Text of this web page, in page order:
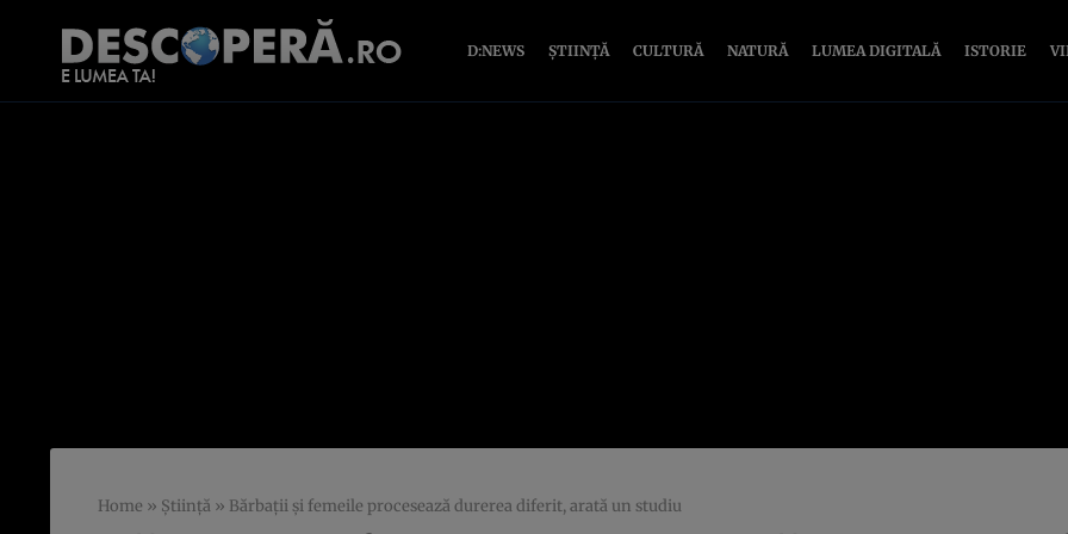
D:NEWS ȘTIINȚĂ CULTURĂ NATURĂ LUMEA DIGITALĂ ISTORIE
Home » Știință » Bărbații și femeile procesează durerea diferit, arată un studiu